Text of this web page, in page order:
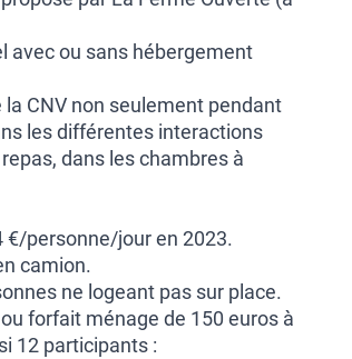
avec ou sans hébergement
CNV non seulement pendant
les différentes interactions
dans les chambres à
€/personne/jour en 2023.
camion.
ne logeant pas sur place.
forfait ménage de 150 euros à
12 participants :